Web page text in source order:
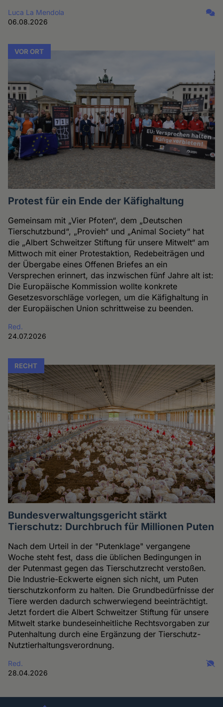
Luca La Mendola
06.08.2026
VOR ORT
Protest für ein Ende der Käfighaltung
Gemeinsam mit „Vier Pfoten“, dem „Deutschen
Tierschutzbund“, „Provieh“ und „Animal Society“ hat
die „Albert Schweitzer Stiftung für unsere Mitwelt“ am
Mittwoch mit einer Protestaktion, Redebeiträgen und
der Übergabe eines Offenen Briefes an ein
Versprechen erinnert, das inzwischen fünf Jahre alt ist:
Die Europäische Kommission wollte konkrete
Gesetzesvorschläge vorlegen, um die Käfighaltung in
der Europäischen Union schrittweise zu beenden.
Red.
24.07.2026
RECHT
Bundesverwaltungsgericht stärkt
Tierschutz: Durchbruch für Millionen Puten
Nach dem Urteil in der "Putenklage" vergangene
Woche steht fest, dass die üblichen Bedingungen in
der Putenmast gegen das Tierschutzrecht verstoßen.
Die Industrie-Eckwerte eignen sich nicht, um Puten
tierschutzkonform zu halten. Die Grundbedürfnisse der
Tiere werden dadurch schwerwiegend beeinträchtigt.
Jetzt fordert die Albert Schweitzer Stiftung für unsere
Mitwelt starke bundeseinheitliche Rechtsvorgaben zur
Putenhaltung durch eine Ergänzung der Tierschutz-
Nutztierhaltungsverordnung.
Red.
28.04.2026